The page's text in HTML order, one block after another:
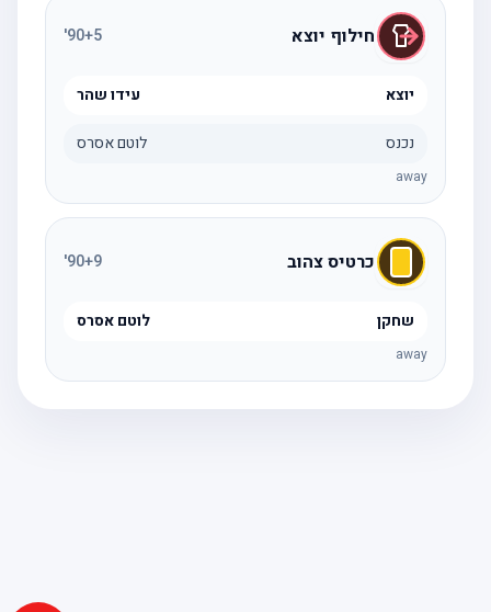
חילוף יוצא 90+5
'
יוצא עידו שהר
נכנס לוטם אסרס
away
כרטיס צהוב 90+9
'
שחקן לוטם אסרס
away